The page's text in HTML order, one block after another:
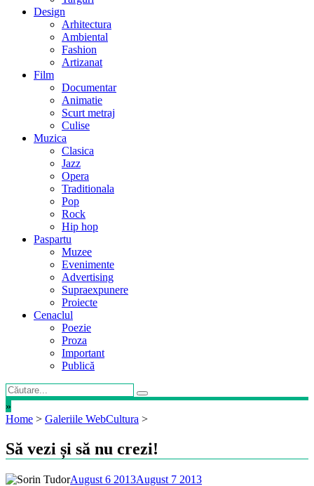
Design
Arhitectura
Ambiental
Fashion
Artizanat
Film
Documentar
Animatie
Scurt metraj
Culise
Muzica
Clasica
Jazz
Opera
Traditionala
Pop
Rock
Hip hop
Paspartu
Muzee
Evenimente
Advertising
Supraexpunere
Proiecte
Cenaclul
Poezie
Proza
Important
Publică
»
Home > Galeriile WebCultura >
Să vezi și să nu crezi!
August 6 2013August 7 2013